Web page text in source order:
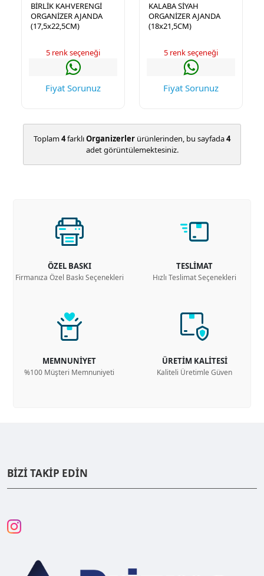
BİRLİK KAHVERENGİ
ORGANİZER AJANDA
(17,5x22,5CM)
5 renk seçeneği
Fiyat Sorunuz
KALABA SİYAH
ORGANİZER AJANDA
(18x21,5CM)
5 renk seçeneği
Fiyat Sorunuz
Toplam4farklıOrganizerler ürünlerinden, bu sayfada4
adet görüntülemektesiniz.
ÖZEL BASKI
Firmanıza Özel Baskı Seçenekleri
TESLİMAT
Hızlı Teslimat Seçenekleri
MEMNUNİYET
%100 Müşteri Memnuniyeti
ÜRETİM KALİTESİ
Kaliteli Üretimle Güven
BİZİ TAKİP EDİN